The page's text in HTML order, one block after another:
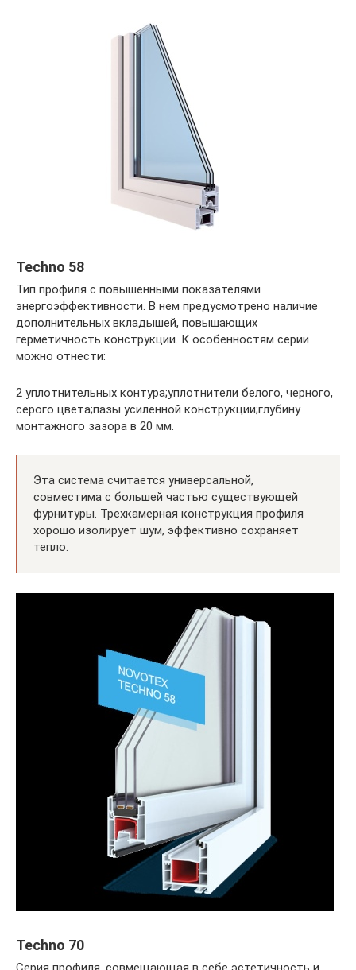
Techno 58
Тип профиля с повышенными показателями
энергоэффективности. В нем предусмотрено наличие
дополнительных вкладышей, повышающих
герметичность конструкции. К особенностям серии
можно отнести:
2 уплотнительных контура;уплотнители белого, черного,
серого цвета;пазы усиленной конструкции;глубину
монтажного зазора в 20 мм.
Эта система считается универсальной,
совместима с большей частью существующей
фурнитуры. Трехкамерная конструкция профиля
хорошо изолирует шум, эффективно сохраняет
тепло.
Techno 70